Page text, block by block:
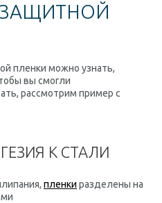
пленки можно узнать,
вы смогли
рассмотрим пример с
К СТАЛИ
пленки разделены на